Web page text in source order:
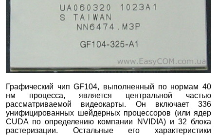
Графический чип GF104, выполненный по нормам 40
нм процесса, является центральной частью
рассматриваемой видеокарты. Он включает 336
унифицированных шейдерных процессоров (или ядер
CUDA по определению компании NVIDIA) и 32 блока
растеризации. Остальные его характеристики